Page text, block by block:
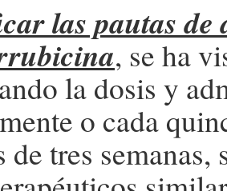
las pautas
, se ha
la dosis y
o cada
de tres semanas,